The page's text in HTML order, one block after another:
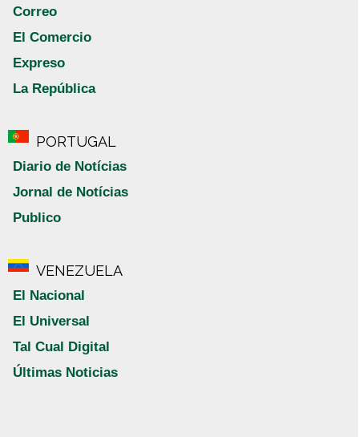
Correo
El Comercio
Expreso
La República
PORTUGAL
Diario de Notícias
Jornal de Notícias
Publico
VENEZUELA
El Nacional
El Universal
Tal Cual Digital
Últimas Noticias